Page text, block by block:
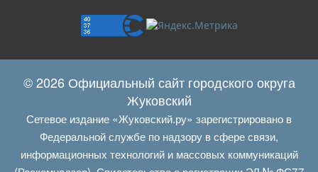
© 2026 Официальный сайт городского округа
Жуковский
Сетевое издание «Жуковский.ру» зарегистрировано в
Федеральной службе по надзору в сфере связи,
информационных технологий и массовых коммуникаций